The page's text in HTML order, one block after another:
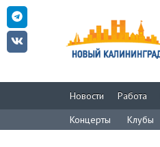
Новости Работа
Концерты
Клубы